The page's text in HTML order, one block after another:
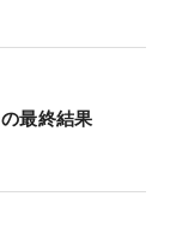
最終結果